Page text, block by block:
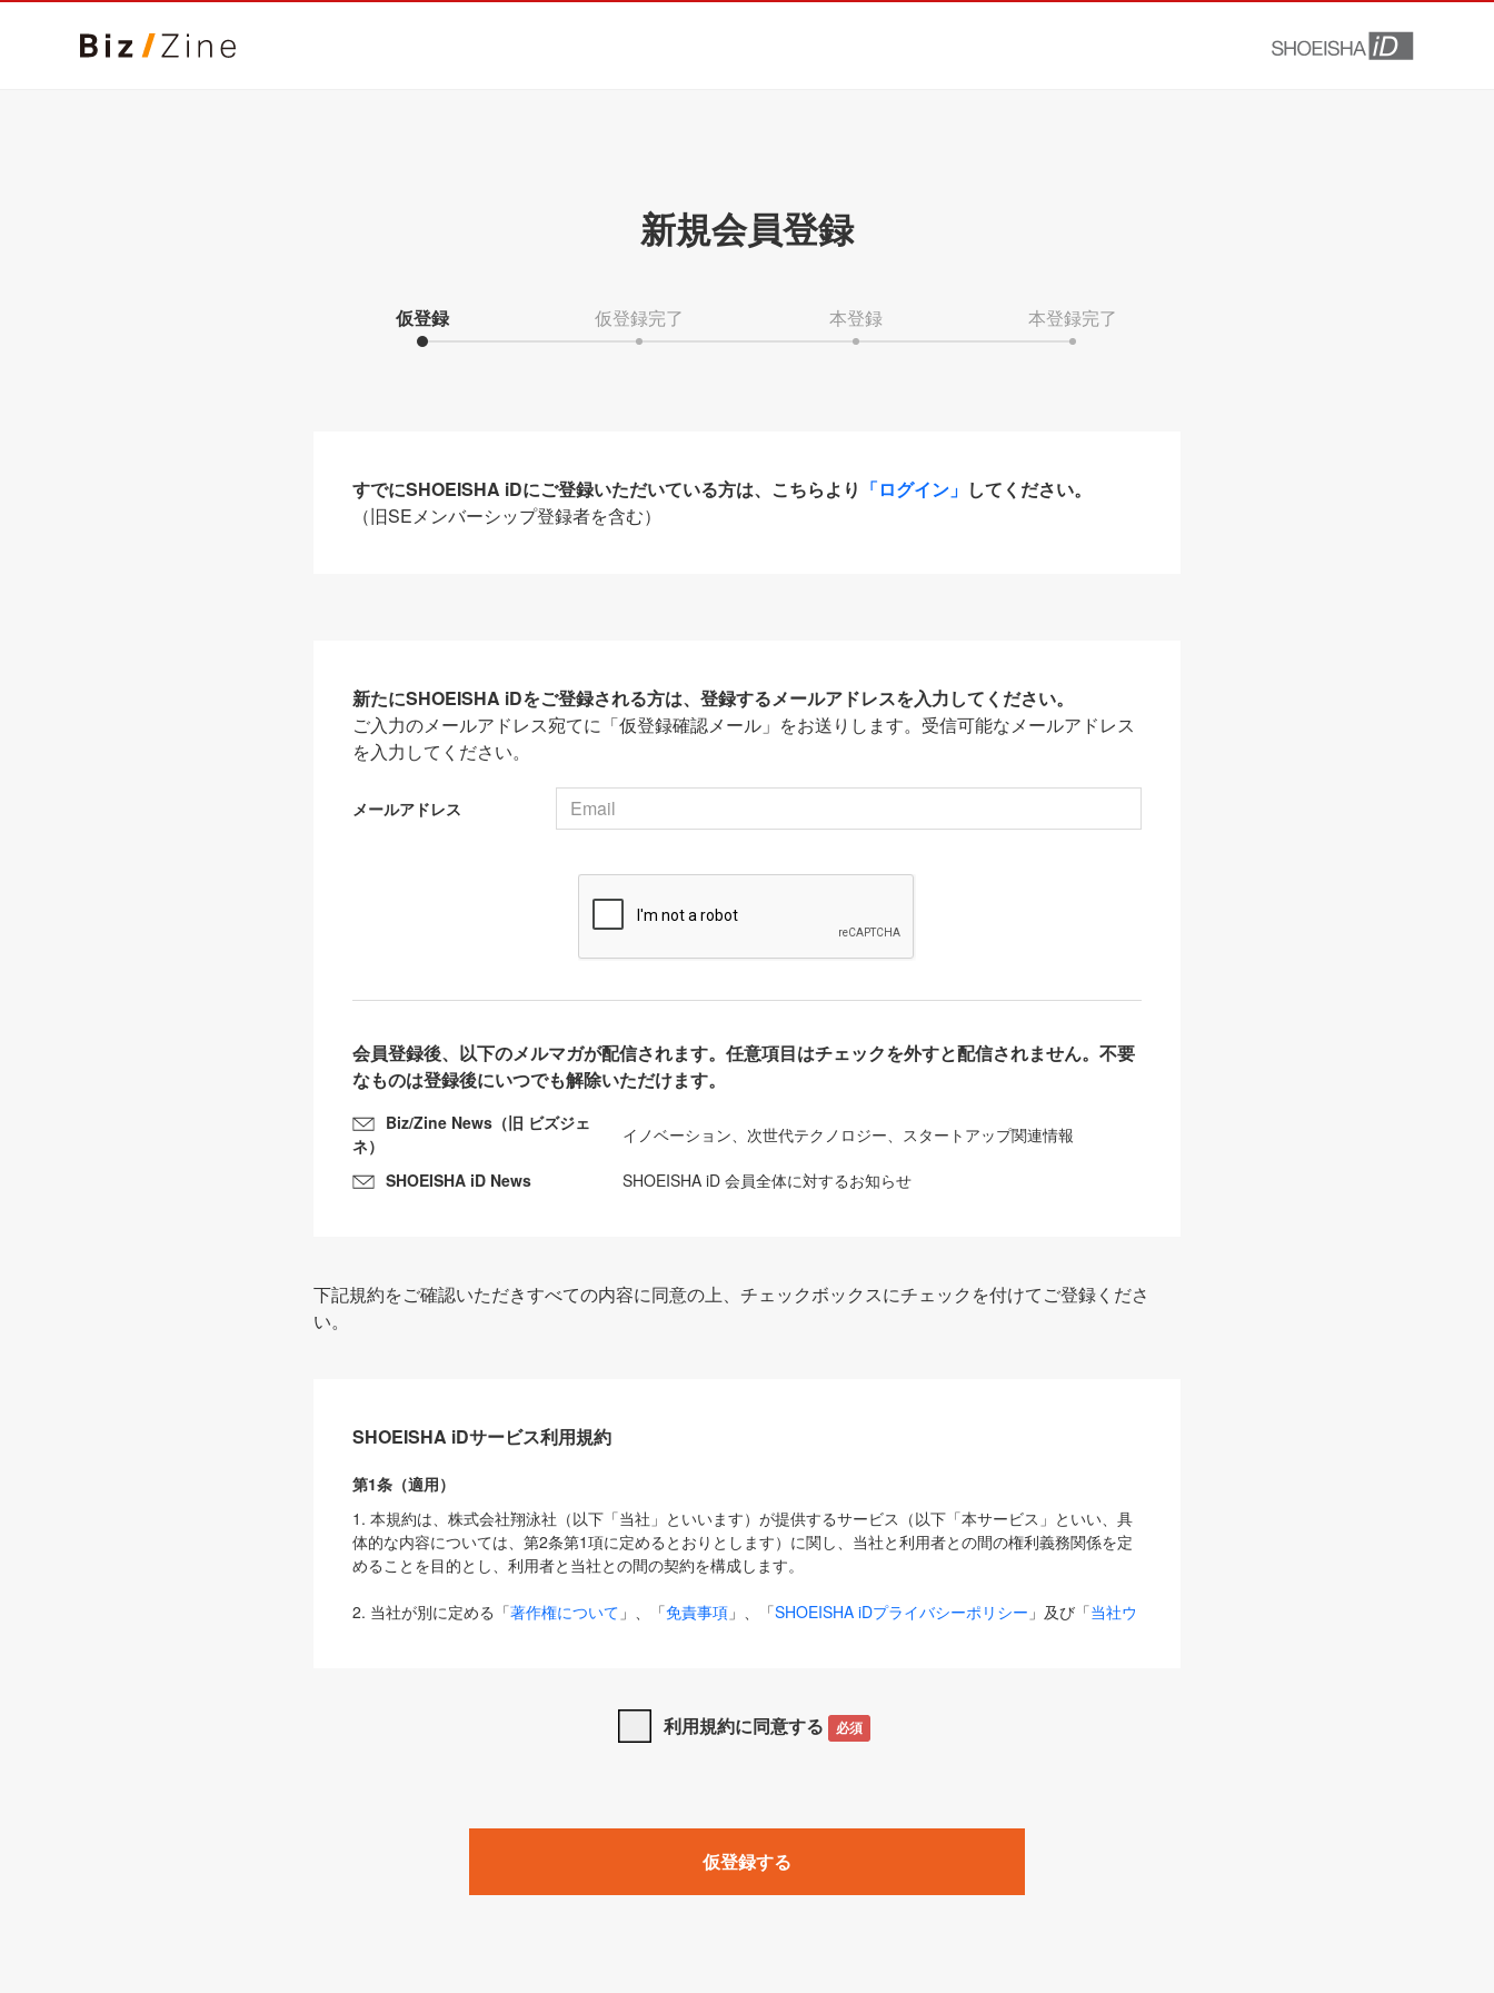
新規会員登録
仮登録 仮登録完了 本登録 本登録完了
すでにSHOEISHA iDにご登録いただいている方は、こちらより 「ログイン」 してください。
（旧SEメンバーシップ登録者を含む）
新たにSHOEISHA iDをご登録される方は、登録するメールアドレスを入力してください。
ご入力のメールアドレス宛てに「仮登録確認メール」をお送りします。受信可能なメールアドレス
を入力してください。
メールアドレス
会員登録後、以下のメルマガが配信されます。任意項目はチェックを外すと配信されません。不要
なものは登録後にいつでも解除いただけます。
Biz/Zine News（旧 ビズジェ
ネ）
イノベーション、次世代テクノロジー、スタートアップ関連情報
SHOEISHA iD News SHOEISHA iD 会員全体に対するお知らせ
下記規約をご確認いただきすべての内容に同意の上、チェックボックスにチェックを付けてご登録くださ
い。
SHOEISHA iDサービス利用規約
第1条（適用）
1. 本規約は、株式会社翔泳社（以下「当社」といいます）が提供するサービス（以下「本サービス」といい、具
体的な内容については、第2条第1項に定めるとおりとします）に関し、当社と利用者との間の権利義務関係を定
めることを目的とし、利用者と当社との間の契約を構成します。
2. 当社が別に定める「著作権について 」、「免責事項 」、「SHOEISHA iDプライバシーポリシー 」及び「当社ウ
は、本規約の規定が優先して適用されるものとします。
1. 「本サービス」とは、当社が提供する以下のサービス（名称や内容が変更された場合、変更後のサービスを含
みます）及びこれらサービスに関連して当社が実施するイベントやキャンペーンをいいます。
「SEBook」「SEShop」「CodeZine」「MarkeZine」「EnterpriseZine」「ECzine」「Biz/Zine」「HRzine」
利用規約に同意する 必須
仮登録する